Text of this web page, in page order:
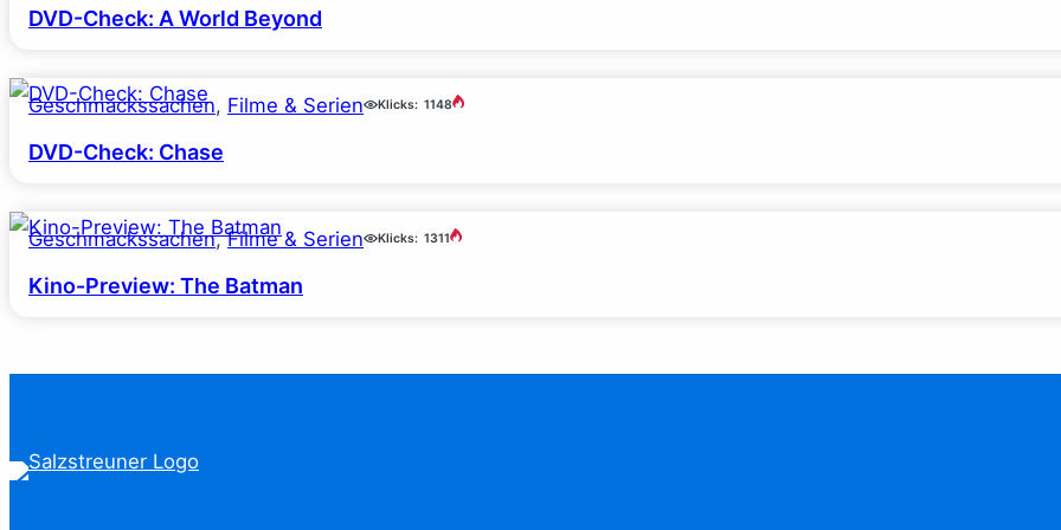
DVD-Check: A World Beyond
Geschmackssachen, Filme & Serien Klicks: 1148
DVD-Check: Chase
Geschmackssachen, Filme & Serien Klicks: 1311
Kino-Preview: The Batman